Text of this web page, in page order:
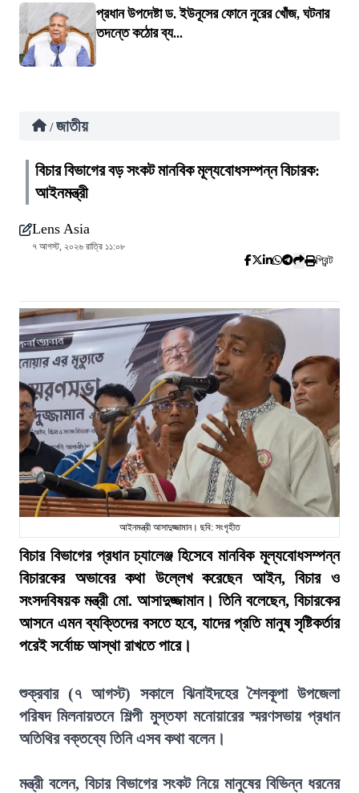
প্রধান উপদেষ্টা ড. ইউনূসের ফোনে নুরের খোঁজ, ঘটনার
তদন্তে কঠোর ব্য...
/ জাতীয়
বিচার বিভাগের বড় সংকট মানবিক মূল্যবোধসম্পন্ন বিচারক:
আইনমন্ত্রী
Lens Asia
৭ আগস্ট, ২০২৬ রাত্রি ১১:০৮
প্রিন্ট
আইনমন্ত্রী আসাদুজ্জামান। ছবি: সংগৃহীত
বিচার বিভাগের প্রধান চ্যালেঞ্জ হিসেবে মানবিক মূল্যবোধসম্পন্ন
বিচারকের অভাবের কথা উল্লেখ করেছেন আইন, বিচার ও
সংসদবিষয়ক মন্ত্রী মো. আসাদুজ্জামান। তিনি বলেছেন, বিচারকের
আসনে এমন ব্যক্তিদের বসতে হবে, যাদের প্রতি মানুষ সৃষ্টিকর্তার
পরেই সর্বোচ্চ আস্থা রাখতে পারে।
শুক্রবার (৭ আগস্ট) সকালে ঝিনাইদহের শৈলকূপা উপজেলা
পরিষদ মিলনায়তনে শিল্পী মুস্তফা মনোয়ারের স্মরণসভায় প্রধান
অতিথির বক্তব্যে তিনি এসব কথা বলেন।
মন্ত্রী বলেন, বিচার বিভাগের সংকট নিয়ে মানুষের বিভিন্ন ধরনের